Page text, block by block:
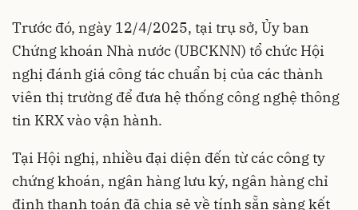
Trước đó, ngày 12/4/2025, tại trụ sở, Ủy ban
Chứng khoán Nhà nước (UBCKNN) tổ chức Hội
nghị đánh giá công tác chuẩn bị của các thành
viên thị trường để đưa hệ thống công nghệ thông
tin KRX vào vận hành.
Tại Hội nghị, nhiều đại diện đến từ các công ty
chứng khoán, ngân hàng lưu ký, ngân hàng chỉ
định thanh toán đã chia sẻ về tính sẵn sàng kết